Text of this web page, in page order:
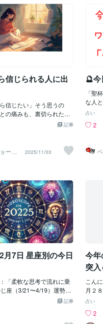
伝えしておかなければな
重要な「終わりの兵法」
れは、「育てたお金を、
て使うか（出口戦略）」
。「新NISAで資産が増え
売却すればいいの？」
ツ兵力を蓄えても、終わ
らないと、最後の最後で
の底に落ちてしまう危険
回は、簿記とFPの視点か
を安全に収穫するための
戦略」をどこよりも分か
べての兵力を撤退させて
り）長期投資を何年も続
ーマンショックやコロナ
可能性は十分あります。
のお金が何十万円、何百
くのを見ると、怖くなっ
まいたくなりますよね。
対にパニックになっては
れまで世界経済は、大き
ながらも長期的には成長
た。ここで、僕の得意な
価損と確定損の違い）で
いて
であ
長く
ク
自
社を
てる
関す
井は
して
人名
まさ
００
き換
し
信じられる人に出
信じたい」そう思うの
の痛みも、裏切られた記
から。信頼とは、何も疑
る勇気のこと。人を信じ
じるのは、弱さではあり
、深く愛する力を持って
す。私たちは誰もが過去
」と感じた経験を持って
、恋人に、家族に、そし
身に。「もう誰も信じな
したくなる夜もある。け
の裏には「本当は、信じ
実な願いが隠れていま
戻すために必要なの
えることではなく、“自分
こと。過去の痛みを消す
んが、その痛みの意味を
きます。たとえば、あな
がいたとしても、その人
「本当の優しさ」を知れ
た時、それは“心がまだ生
記事
ート
成
2025/11/03
🔮
「聖
な人
にな
り、
お互
旦意
的援
えて
枚を
来」
況や
えし
くで
かの
す。
談し
など
占い
2
月7日 星座別の今日
「柔軟な思考で流れに乗
座（3/21〜4/19）運勢：
冴える一日。思い切っ
大切にしつつ、冷静な判
記事
今年
突入
こん
月２
ょう
て、
占い
2